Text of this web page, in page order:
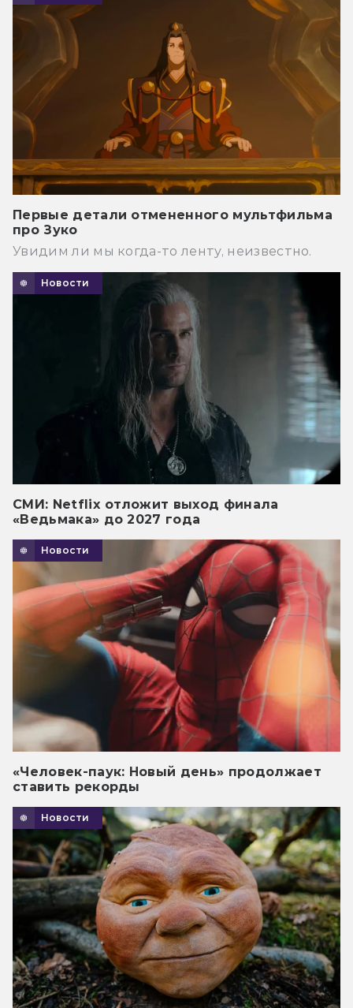
Первые детали отмененного мультфильма
про Зуко
Увидим ли мы когда-то ленту, неизвестно.
Новости
СМИ: Netflix отложит выход финала
«Ведьмака» до 2027 года
Новости
«Человек-паук: Новый день» продолжает
ставить рекорды
Новости